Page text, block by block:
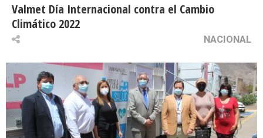
Valmet Día Internacional contra el Cambio
Climático 2022
NACIONAL